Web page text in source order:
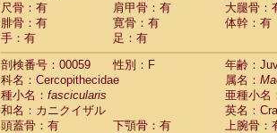
尺骨：有
肩甲骨：有
大腿骨：
腓骨：有
寛骨：有
体幹：有
手：有
足：有
剖検番号：00059
性別：F
年齢：
科名：Cercopithecidae
属名：
種小名： fascicularis
亜種小名
和名：カニクイザル
英名：
頭蓋骨：有
下顎骨：有
上腕骨：